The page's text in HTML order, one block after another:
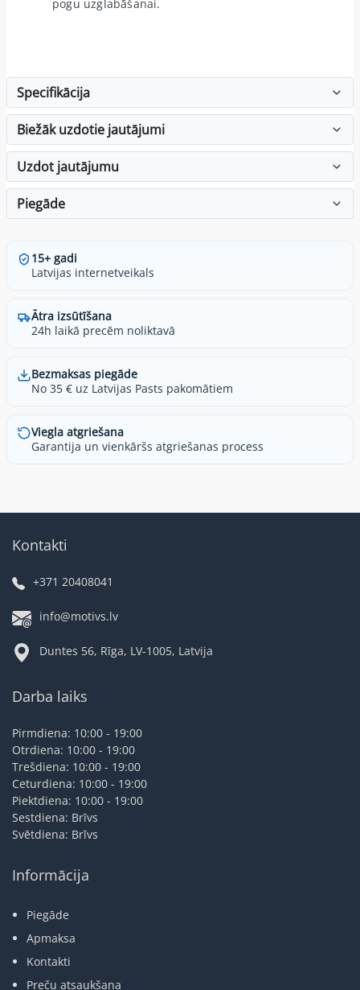
pogu uzglabāšanai.
Specifikācija
Biežāk uzdotie jautājumi
Uzdot jautājumu
Piegāde
15+ gadi
Latvijas internetveikals
Ātra izsūtīšana
24h laikā precēm noliktavā
Bezmaksas piegāde
No 35 € uz Latvijas Pasts pakomātiem
Viegla atgriešana
Garantija un vienkāršs atgriešanas process
Kontakti
+371 20408041
info@motivs.lv
Duntes 56, Rīga, LV-1005, Latvija
Darba laiks
Pirmdiena: 10:00 - 19:00
Otrdiena: 10:00 - 19:00
Trešdiena: 10:00 - 19:00
Ceturdiena: 10:00 - 19:00
Piektdiena: 10:00 - 19:00
Sestdiena: Brīvs
Svētdiena: Brīvs
Informācija
Piegāde
Apmaksa
Kontakti
Preču atsaukšana